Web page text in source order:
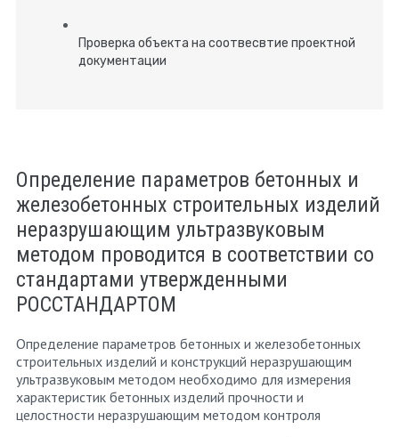
Проверка объекта на соотвесвтие проектной
документации
Определение параметров бетонных и
железобетонных строительных изделий
неразрушающим ультразвуковым
методом проводится в соответствии со
стандартами утвержденными
РОССТАНДАРТОМ
Определение параметров бетонных и железобетонных
строительных изделий и конструкций неразрушающим
ультразвуковым методом необходимо для измерения
характеристик бетонных изделий прочности и
целостности неразрушающим методом контроля